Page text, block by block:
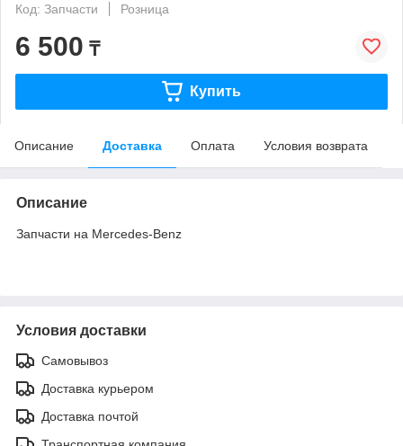
Код: Запчасти
Розница
6 500 ₸
Купить
Описание Доставка Оплата Условия возврата
Описание
Запчасти на Mercedes-Benz
Условия доставки
Самовывоз
Доставка курьером
Доставка почтой